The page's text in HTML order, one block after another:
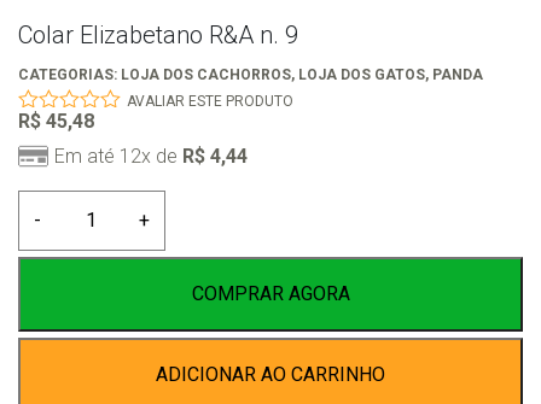
Colar Elizabetano R&A n. 9
CATEGORIAS: LOJA DOS CACHORROS, LOJA DOS GATOS, PANDA
0
out
of
AVALIAR ESTE PRODUTO
R$ 45,48
Em até 12x de R$ 4,44
-
Elizabetano
R&A
quantidade
+
COMPRAR AGORA
ADICIONAR AO CARRINHO